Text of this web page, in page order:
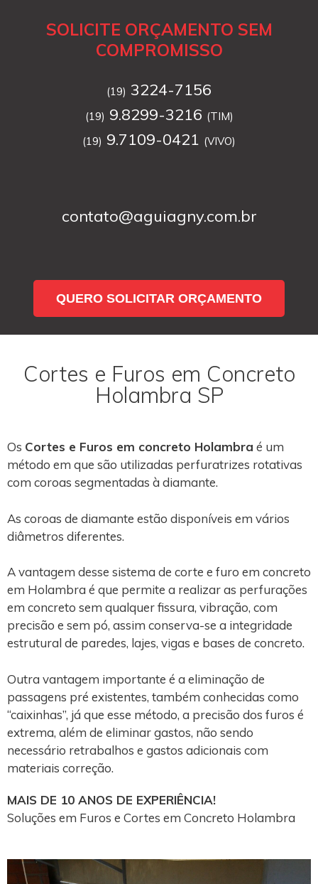
SOLICITE ORÇAMENTO SEM
COMPROMISSO
(19) 3224-7156
(19) 9.8299-3216 (TIM)
(19) 9.7109-0421 (VIVO)
contato@aguiagny.com.br
QUERO SOLICITAR ORÇAMENTO
Cortes e Furos em Concreto
Holambra SP
Os Cortes e Furos em concreto Holambra é um
método em que são utilizadas perfuratrizes rotativas
com coroas segmentadas à diamante.
As coroas de diamante estão disponíveis em vários
diâmetros diferentes.
A vantagem desse sistema de corte e furo em concreto
em Holambra é que permite a realizar as perfurações
em concreto sem qualquer fissura, vibração, com
precisão e sem pó, assim conserva-se a integridade
estrutural de paredes, lajes, vigas e bases de concreto.
Outra vantagem importante é a eliminação de
passagens pré existentes, também conhecidas como
“caixinhas”, já que esse método, a precisão dos furos é
extrema, além de eliminar gastos, não sendo
necessário retrabalhos e gastos adicionais com
materiais correção.
MAIS DE 10 ANOS DE EXPERIÊNCIA!
Soluções em Furos e Cortes em Concreto Holambra